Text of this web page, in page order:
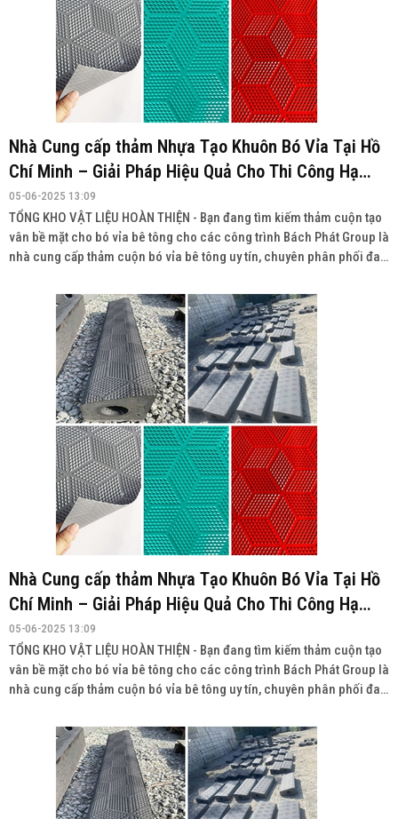
Nhà Cung cấp thảm Nhựa Tạo Khuôn Bó Vỉa Tại Hồ
Chí Minh – Giải Pháp Hiệu Quả Cho Thi Công Hạ
Tầng
05-06-2025 13:09
TỔNG KHO VẬT LIỆU HOÀN THIỆN - Bạn đang tìm kiếm thảm cuộn tạo
vân bề mặt cho bó vỉa bê tông cho các công trình Bách Phát Group là
nhà cung cấp thảm cuộn bó vỉa bê tông uy tín, chuyên phân phối đa
toàn quốc.
Nhà Cung cấp thảm Nhựa Tạo Khuôn Bó Vỉa Tại Hồ
Chí Minh – Giải Pháp Hiệu Quả Cho Thi Công Hạ
Tầng
05-06-2025 13:09
TỔNG KHO VẬT LIỆU HOÀN THIỆN - Bạn đang tìm kiếm thảm cuộn tạo
vân bề mặt cho bó vỉa bê tông cho các công trình Bách Phát Group là
nhà cung cấp thảm cuộn bó vỉa bê tông uy tín, chuyên phân phối đa
toàn quốc.